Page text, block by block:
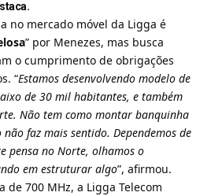
no mercado móvel da Ligga é
” por Menezes, mas busca
o cumprimento de obrigações
“Estamos desenvolvendo modelo de
de 30 mil habitantes, e também
Não tem como montar banquinha
faz mais sentido. Dependemos de
pensa no Norte, olhamos o
em estruturar algo”, afirmou.
de 700 MHz, a Ligga Telecom